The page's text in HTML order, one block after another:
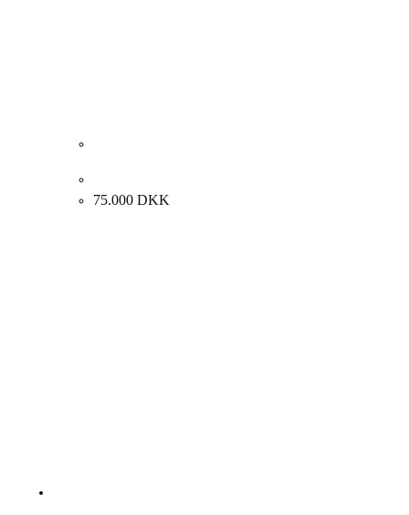
75.000 DKK